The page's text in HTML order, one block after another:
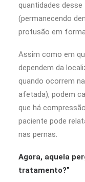
quantidades
(permanecendo
protusão em
Assim como em
dependem da
quando ocorrem
afetada), podem
que há
paciente pode
nas pernas.
Agora, aquela
tratamento?”